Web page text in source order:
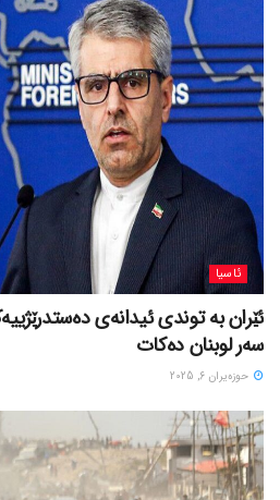
ئاسیا
ئێران بە توندی ئیدانەی
سەر لوبنان دەکات
حوزه‌یران 6, 2025